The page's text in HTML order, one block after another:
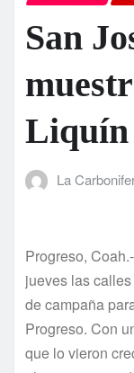
San
La
Progreso,
jueves las
de campaña
Progreso. Con
que lo vieron